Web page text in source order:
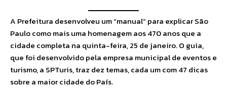
A Prefeitura desenvolveu um “manual” para explicar São
Paulo como mais uma homenagem aos 470 anos que a
cidade completa na quinta-feira, 25 de janeiro. O guia,
que foi desenvolvido pela empresa municipal de eventos e
turismo, a SPTuris, traz dez temas, cada um com 47 dicas
sobre a maior cidade do País.